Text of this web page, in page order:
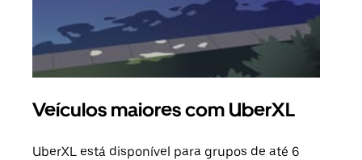
Veículos maiores com UberXL
UberXL está disponível para grupos de até 6